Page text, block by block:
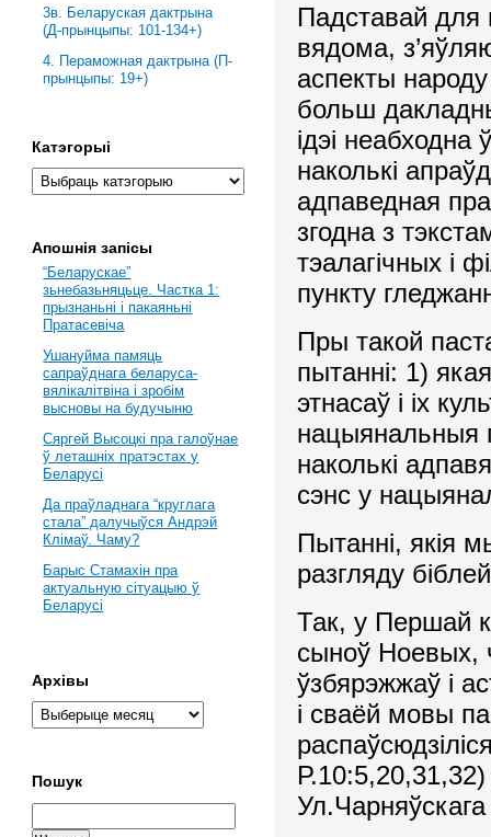
Падставай для
вядома,
аспекты
больш
ідэі неабходна
наколькі
адпаведная
згодна з
тэалагічных і
пункту
Пры такой
пытаннi: 1)
этнасаў i іх
нацыянальныя
наколькi
сэнс у
Пытаннi, якiя
разгляду
Так, у Першай
сыноў Ноевых,
ўзбярэжжаў i
i сваёй мовы
Р.10:5,20,31,32)
3в. Беларуская дактрына
(Д-прынцыпы: 101-134+)
4. Пераможная дактрына (П-
прынцыпы: 19+)
Катэгорыі
Апошнія запісы
“Беларускае”
зьнебазьняцьце. Частка 1:
прызнаньні і пакаяньні
Пратасевіча
Ушануйма памяць
сапраўднага беларуса-
вялікалітвіна і зробім
высновы на будучыню
Сяргей Высоцкі пра галоўнае
ў леташніх пратэстах у
Беларусі
Да праўладнага “круглага
стала” далучыўся Андрэй
Клімаў. Чаму?
Барыс Стамахін пра
актуальную сітуацыю ў
Беларусі
Архівы
Пошук